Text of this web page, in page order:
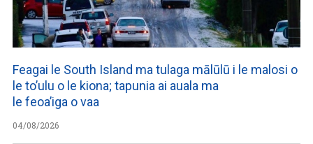
Feagai le South Island ma tulaga mālūlū i le malosi o
le to’ulu o le kiona; tapunia ai auala ma
le feoa’iga o vaa
04/08/2026